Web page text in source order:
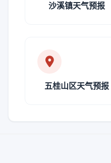
沙溪镇天气预报
五桂山区天气预报